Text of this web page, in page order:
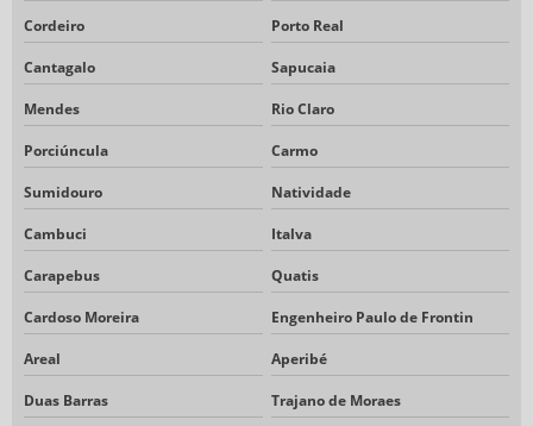
Cordeiro Porto Real
Cantagalo Sapucaia
Mendes Rio Claro
Porciúncula Carmo
Sumidouro Natividade
Cambuci Italva
Carapebus Quatis
Cardoso Moreira Engenheiro Paulo de Frontin
Areal Aperibé
Duas Barras Trajano de Moraes